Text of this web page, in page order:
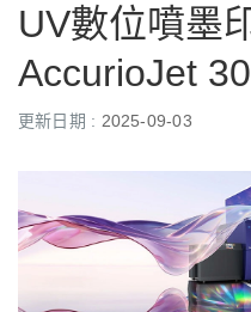
UV數位噴墨
AccurioJet
更新日期 : 2025-09-03